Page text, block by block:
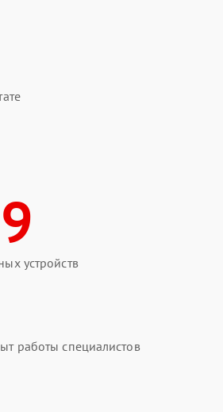
устройств
работы специалистов